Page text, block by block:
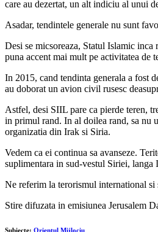
care au dezertat, un alt indiciu al unui
Asadar, tendintele generale nu sunt
Desi se micsoreaza, Statul Islamic
puna accent mai mult pe activitatea de
In 2015, cand tendinta generala a fost
au doborat un avion civil rusesc
Astfel, desi SIIL pare ca pierde teren,
in primul rand. In al doilea rand, sa nu
organizatia din Irak si Siria.
Vedem ca ei continua sa avanseze.
suplimentara in sud-vestul Siriei, langa
Ne referim la terorismul international si
Stire difuzata in emisiunea Jerusalem
Subiecte: Orientul Mijlociu